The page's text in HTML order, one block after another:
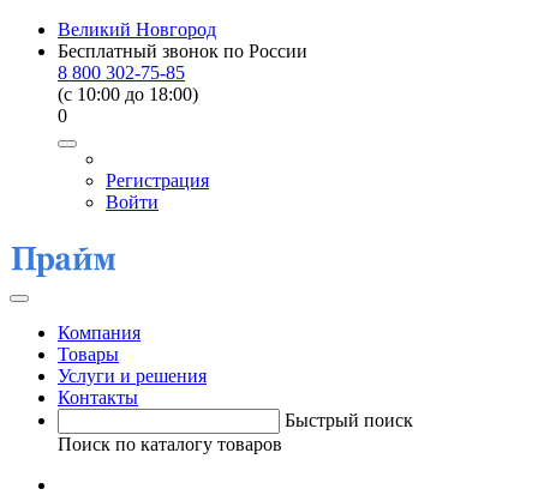
Великий Новгород
Бесплатный звонок по России
8 800 302-75-85
(c 10:00 до 18:00)
0
Регистрация
Войти
Компания
Товары
Услуги и решения
Контакты
Быстрый поиск
Поиск по каталогу товаров